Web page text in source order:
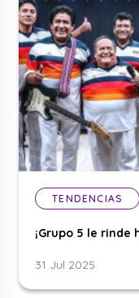
TENDENCIAS
¡Grupo 5 le rinde
31 Jul 2025